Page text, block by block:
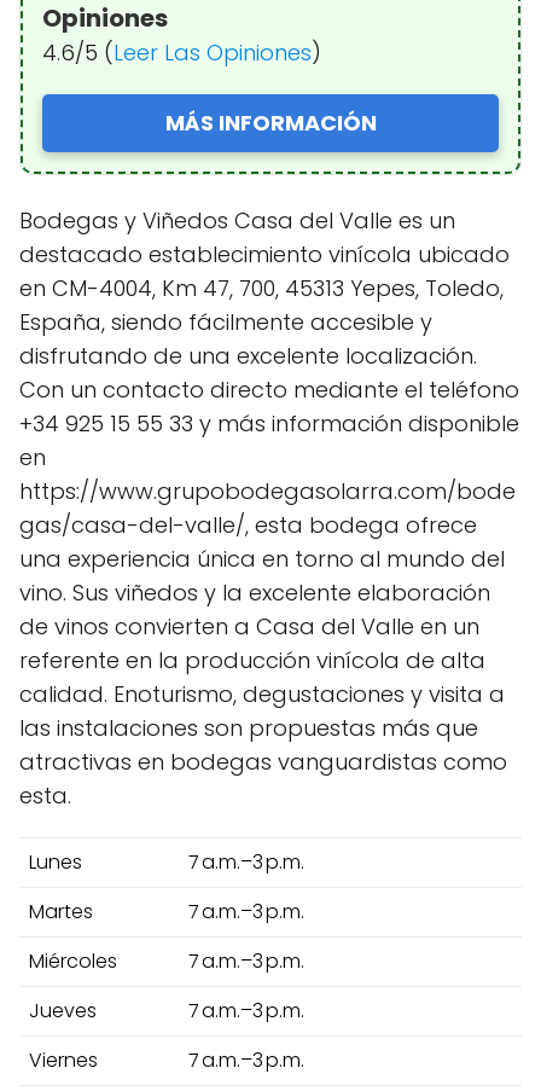
Opiniones
4.6/5 (Leer Las Opiniones)
MÁS INFORMACIÓN
Bodegas y Viñedos Casa del Valle es un
destacado establecimiento vinícola ubicado
en CM-4004, Km 47, 700, 45313 Yepes, Toledo,
España, siendo fácilmente accesible y
disfrutando de una excelente localización.
Con un contacto directo mediante el teléfono
+34 925 15 55 33 y más información disponible
en
https://www.grupobodegasolarra.com/bode
gas/casa-del-valle/, esta bodega ofrece
una experiencia única en torno al mundo del
vino. Sus viñedos y la excelente elaboración
de vinos convierten a Casa del Valle en un
referente en la producción vinícola de alta
calidad. Enoturismo, degustaciones y visita a
las instalaciones son propuestas más que
atractivas en bodegas vanguardistas como
esta.
Lunes
7 a.m.–3 p.m.
Martes
7 a.m.–3 p.m.
Miércoles
7 a.m.–3 p.m.
Jueves
7 a.m.–3 p.m.
Viernes
7 a.m.–3 p.m.